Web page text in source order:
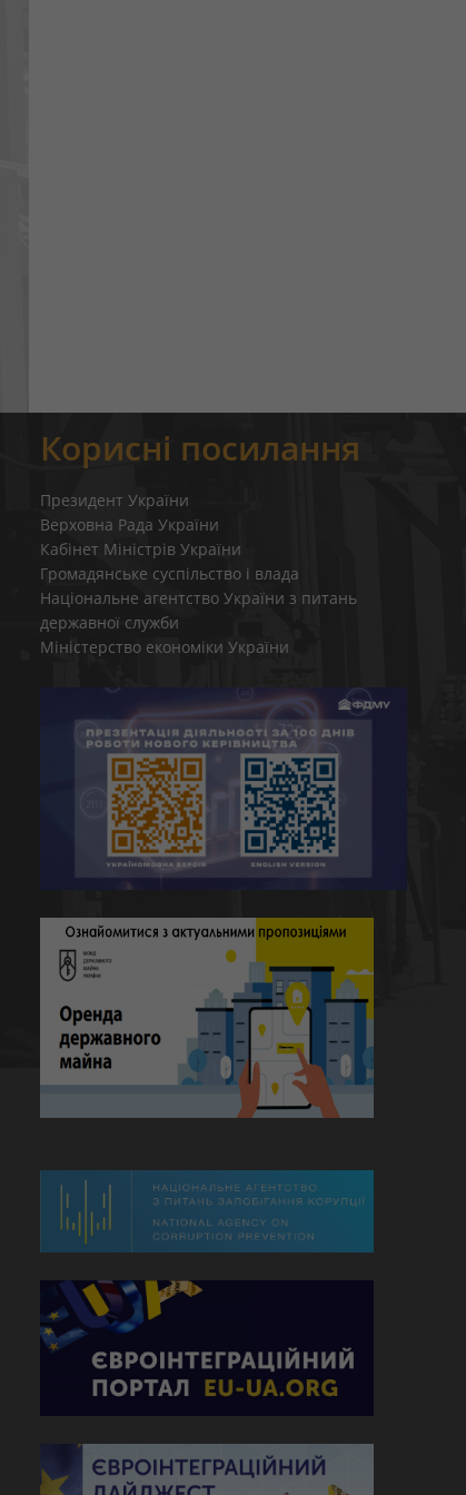
Корисні посилання
Президент України
Верховна Рада України
Кабінет Міністрів України
Громадянське суспільство і влада
Національне агентство України з питань
державної служби
Міністерство економіки України